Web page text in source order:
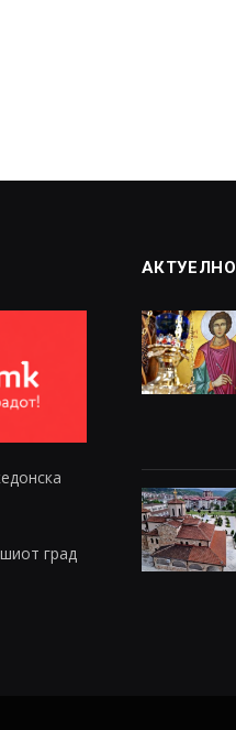
град
АКТУЕЛНО